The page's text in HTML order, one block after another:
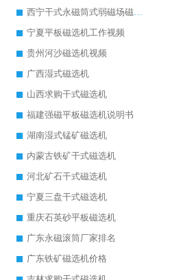
西宁干式永磁筒式弱磁场磁选机结构图
宁夏平板磁选机工作视频
贵州河沙磁选机视频
广西湿式磁选机
山西求购干式磁选机
福建强磁平板磁选机说明书
湖南湿式锰矿磁选机
内蒙古铁矿干式磁选机
河北矿石干式磁选机
宁夏三盘干式磁选机
重庆石英砂平板磁选机
广东永磁滚筒厂家排名
广东铁矿磁选机价格